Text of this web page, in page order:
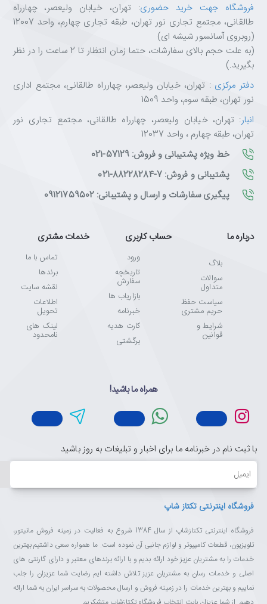
فروشگاه جهت خرید حضوری: تهران، خیابان ولیعصر، چهارراه
طالقانی، مجتمع تجاری نور تهران، طبقه تجاری چهارم، واحد 12007
(روبروی آسانسور شیشه ای)
(به علت حجم بالای سفارشات، حتما زمان انتظار تا 2 ساعت را در نظر
بگیرید.)
دفتر مرکزی : تهران، خیابان ولیعصر، چهارراه طالقانی، مجتمع اداری
نور تهران، طبقه سوم، واحد 1509
انبار: تهران، خیابان ولیعصر، چهارراه طالقانی، مجتمع تجاری نور
تهران، طبقه چهارم ، واحد 12037
خط ویژه پشتیبانی و فروش: 57129-021
پشتیبانی و فروش: 7-88228284-021
پیگیری سفارشات و ارسال و پشتیبانی: 09121759502
درباره ما
بلاگ
سوالات
متداول
سیاست حفظ
حریم مشتری
شرایط و
قوانین
حساب کاربری
ورود
تاریخچه
سفارش
بازاریاب ها
خبرنامه
کارت هدیه
برگشتی
خدمات مشتری
تماس با ما
برندها
نقشه سایت
اطلاعات
تحویل
لینک های
نامحدود
همراه ما باشید!
با ثبت نام در خبرنامه ما برای اخبار و تبلیغات به روز باشید
ایمیل
فروشگاه اینترنتی تکتاز شاپ
فروشگاه اینترنتی تکتازشاپ از سال 1384 شروع به فعالیت در زمینه فروش مانیتور،
تلویزیون، قطعات کامپیوتر و لوازم جانبی آن نموده است. ما همواره سعی داشتیم بهترین
خدمات را به مشتریان عزیز خود ارائه بدیم و با ارائه برندهای معتبر و دارای گارنتی های
اصلی و خدمات رسان به مشتریان عزیز تلاش داشته ایم رضایت شما عزیزان را جلب
نماییم و بهترین خدمات را در زمینه فروش و ارسال محصولات به سراسر ایران به شما ارائه